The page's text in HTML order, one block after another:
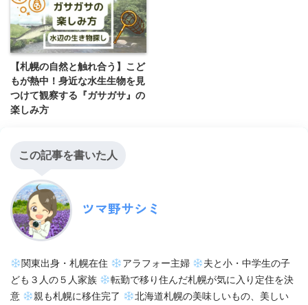
【札幌の自然と触れ合う】こど
もが熱中！身近な水生生物を見
つけて観察する『ガサガサ』の
楽しみ方
この記事を書いた人
ツマ野サシミ
関東出身・札幌在住 アラフォー主婦
夫と小・中学生の子
ども３人の５人家族
転勤で移り住んだ札幌が気に入り定住を決
意
親も札幌に移住完了
北海道札幌の美味しいもの、美しい